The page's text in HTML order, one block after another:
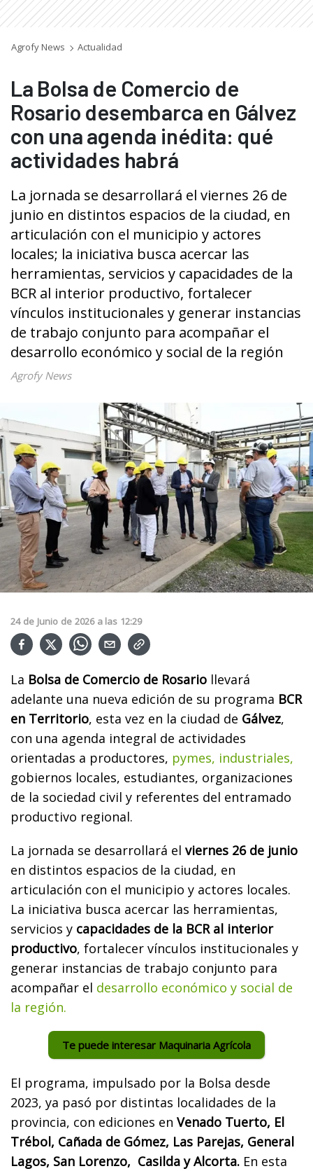
Agrofy News Actualidad
La Bolsa de Comercio de
Rosario desembarca en Gálvez
con una agenda inédita: qué
actividades habrá
La jornada se desarrollará el viernes 26 de
junio en distintos espacios de la ciudad, en
articulación con el municipio y actores
locales; la iniciativa busca acercar las
herramientas, servicios y capacidades de la
BCR al interior productivo, fortalecer
vínculos institucionales y generar instancias
de trabajo conjunto para acompañar el
desarrollo económico y social de la región
Agrofy News
24 de Junio de 2026 a las 12:29
La Bolsa de Comercio de Rosario llevará
adelante una nueva edición de su programa BCR
en Territorio, esta vez en la ciudad de Gálvez,
con una agenda integral de actividades
orientadas a productores, pymes, industriales,
gobiernos locales, estudiantes, organizaciones
de la sociedad civil y referentes del entramado
productivo regional.
La jornada se desarrollará el viernes 26 de junio
en distintos espacios de la ciudad, en
articulación con el municipio y actores locales.
La iniciativa busca acercar las herramientas,
servicios y capacidades de la BCR al interior
productivo, fortalecer vínculos institucionales y
generar instancias de trabajo conjunto para
acompañar el desarrollo económico y social de
la región.
Te puede interesar Maquinaria Agrícola
El programa, impulsado por la Bolsa desde
2023, ya pasó por distintas localidades de la
provincia, con ediciones en Venado Tuerto, El
Trébol, Cañada de Gómez, Las Parejas, General
Lagos, San Lorenzo, Casilda y Alcorta. En esta